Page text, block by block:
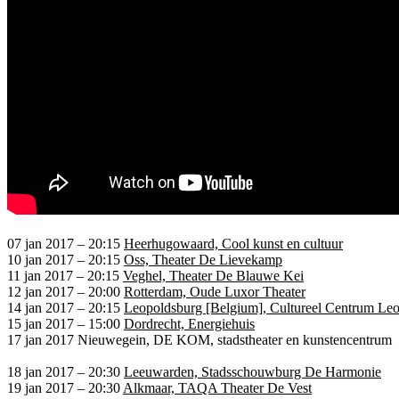
07 jan 2017 – 20:15 Heerhugowaard, Cool kunst en cultuur
10 jan 2017 – 20:15 Oss, Theater De Lievekamp
11 jan 2017 – 20:15 Veghel, Theater De Blauwe Kei
12 jan 2017 – 20:00 Rotterdam, Oude Luxor Theater
14 jan 2017 – 20:15 Leopoldsburg [Belgium], Cultureel Centrum
15 jan 2017 – 15:00 Dordrecht, Energiehuis
17 jan 2017 Nieuwegein, DE KOM, stadstheater en kunstencentrum
18 jan 2017 – 20:30 Leeuwarden, Stadsschouwburg De Harmonie
19 jan 2017 – 20:30 Alkmaar, TAQA Theater De Vest